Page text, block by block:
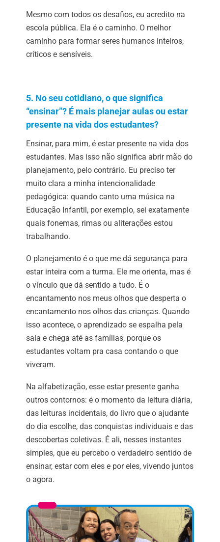
Mesmo com todos os desafios, eu acredito na
escola pública. Ela é o caminho. O melhor
caminho para formar seres humanos inteiros,
críticos e sensíveis.
5. No seu cotidiano, o que significa
“ensinar”? É mais planejar aulas ou estar
presente na vida dos estudantes?
Ensinar, para mim, é estar presente na vida dos
estudantes. Mas isso não significa abrir mão do
planejamento, pelo contrário. Eu preciso ter
muito clara a minha intencionalidade
pedagógica: quando canto uma música na
Educação Infantil, por exemplo, sei exatamente
quais fonemas, rimas ou aliterações estou
trabalhando.
O planejamento é o que me dá segurança para
estar inteira com a turma. Ele me orienta, mas é
o vínculo que dá sentido a tudo. É o
encantamento nos meus olhos que desperta o
encantamento nos olhos das crianças. Quando
isso acontece, o aprendizado se espalha pela
sala e chega até as famílias, porque os
estudantes voltam pra casa contando o que
viveram.
Na alfabetização, esse estar presente ganha
outros contornos: é o momento da leitura diária,
das leituras incidentais, do livro que o ajudante
do dia escolhe, das conquistas individuais e das
descobertas coletivas. É ali, nesses instantes
simples, que eu percebo o verdadeiro sentido de
ensinar, estar com eles e por eles, vivendo juntos
o agora.